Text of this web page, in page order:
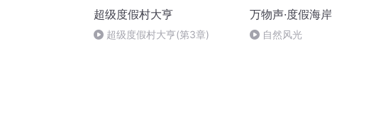
超级度假村大亨
超级度假村大亨(第3章)
万物声·度假海岸
自然风光